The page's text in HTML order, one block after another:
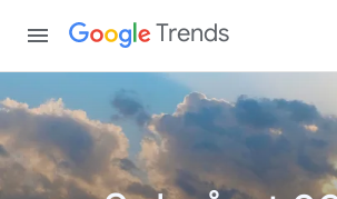
Trends